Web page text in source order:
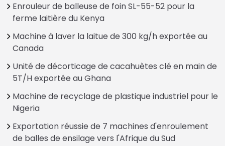
Enrouleur de balleuse de foin SL-55-52 pour la
ferme laitière du Kenya
Machine à laver la laitue de 300 kg/h exportée au
Canada
Unité de décorticage de cacahuètes clé en main de
5T/H exportée au Ghana
Machine de recyclage de plastique industriel pour le
Nigeria
Exportation réussie de 7 machines d'enroulement
de balles de ensilage vers l'Afrique du Sud